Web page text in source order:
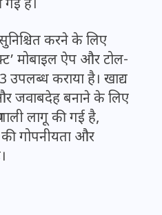
गई हैं।
करने के लिए
मोबाइल ऐप और टोल-
उपलब्ध कराया है। खाद्य
और जवाबदेह बनाने के लिए
लागू की गई है,
गोपनीयता और